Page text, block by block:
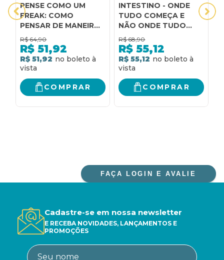
PENSE COMO UM
FREAK: COMO
PENSAR DE MANEIRA
MAIS INTELIGENTE
SOBRE QUASE TUDO:
COMO PENSAR DE
MANEIRA MAIS
QUASE TUDO
R$ 64,90
R$ 51,92
R$ 51,92
COMPRAR
INTESTINO - ONDE
TUDO COMEÇA E
NÃO ONDE TUDO
TERMINA: TUDO O
QUE VOCÊ PRECISA
SABER SOBRE A
SAÚDE DA
INTESTINAL PARA TER
UMA VIDA SAUDÁVEL
E MAIS FELIZ
R$ 68,90
R$ 55,12
R$ 55,12
COMPRAR
FAÇA LOGIN E AVALIE
Cadastre-se em nossa newsletter
E RECEBA NOVIDADES, LANÇAMENTOS E
PROMOÇÕES